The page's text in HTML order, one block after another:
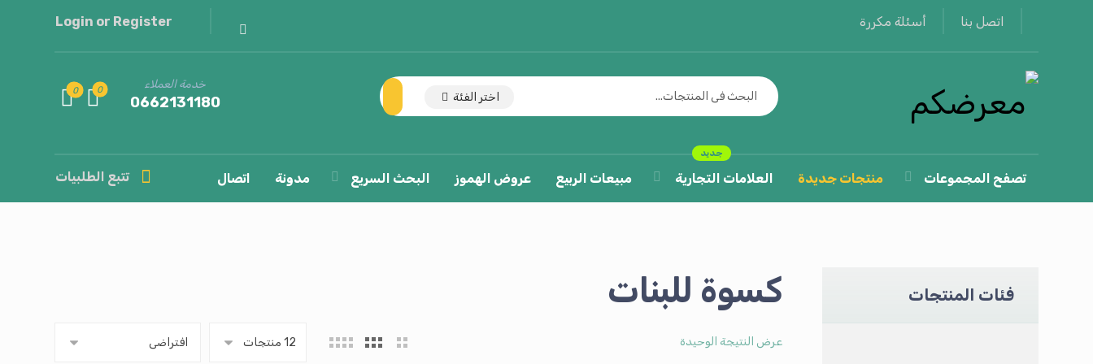
اتصل بنا أسئلة مكررة Login or Register
اختر الفئة
خدمة العملاء
0662131180
تصفح المجموعات منتجات جديدة العلامات التجارية
جديد
مبيعات الربيع عروض الهموز البحث السريع مدونة اتصال تتبع الطلبيات
كسوة للبنات
عرض النتيجة الوحيدة
فئات المنتجات